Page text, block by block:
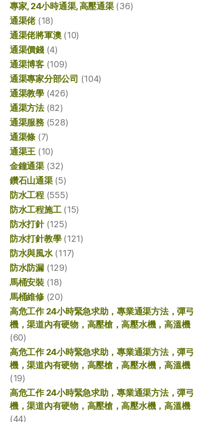
專家, 24小時通渠, 高壓通渠(36)
通渠佬(18)
通渠佬將軍澳(10)
通渠價錢(4)
通渠博客(109)
通渠專家分部公司 (104)
通渠教學(426)
通渠方法(82)
通渠服務(528)
通渠條 (7)
通渠王 (10)
金鐘通渠(32)
鑽石山通渠(5)
防水工程(555)
防水工程施工(15)
防水打針(125)
防水打針教學(121)
防水與風水(117)
防水防漏(129)
馬桶安裝(18)
馬桶維修(20)
高危工作 24小時緊急求助，專業通渠方法，彈弓
機，渠道內有硬物，高壓槍，高壓水機，高溫機
(60)
高危工作 24小時緊急求助，專業通渠方法，彈弓
機，渠道內有硬物，高壓槍，高壓水機，高溫機
(19)
高危工作 24小時緊急求助，專業通渠方法，彈弓
機，渠道內有硬物，高壓槍，高壓水機，高溫機
(44)